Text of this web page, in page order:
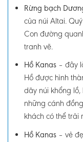
Rừng bạch
của núi Altai.
Con đường
tranh vẽ.
Hồ Kanas – đây
Hồ được hình
dãy núi khổng
những cánh
khách có thể trải
Hồ Kanas – vẻ